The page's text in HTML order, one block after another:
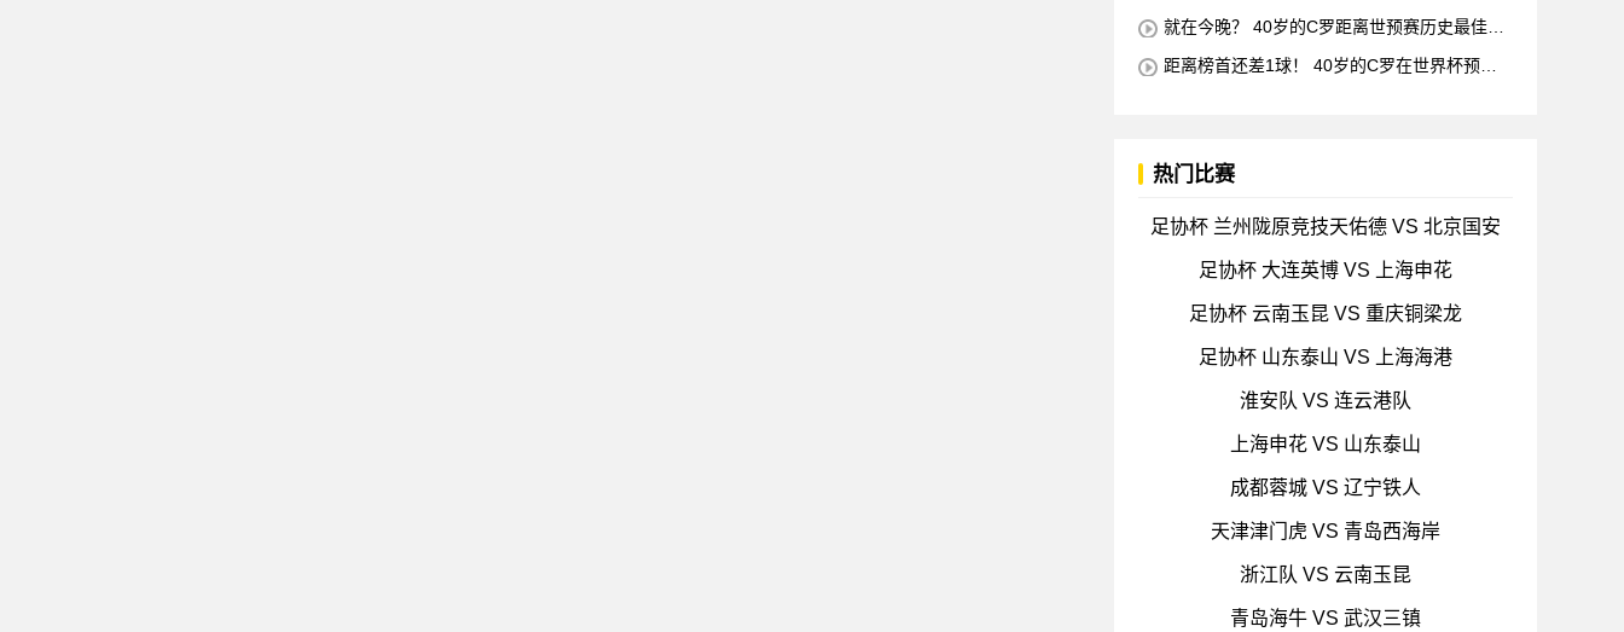
就在今晚？ 40岁的C罗距离世预赛历史最佳射
录
距离榜首还差1球！ 40岁的C罗在世界杯预赛
热门比赛
足协杯 兰州陇原竞技天佑德 VS 北京国安
足协杯 大连英博 VS 上海申花
足协杯 云南玉昆 VS 重庆铜梁龙
足协杯 山东泰山 VS 上海海港
淮安队 VS 连云港队
上海申花 VS 山东泰山
成都蓉城 VS 辽宁铁人
天津津门虎 VS 青岛西海岸
浙江队 VS 云南玉昆
青岛海牛 VS 武汉三镇